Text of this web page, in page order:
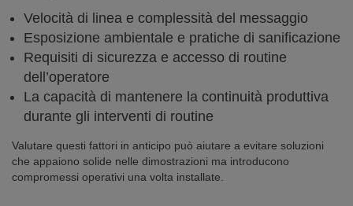
Velocità di linea e complessità del messaggio
Esposizione ambientale e pratiche di sanificazione
Requisiti di sicurezza e accesso di routine
dell’operatore
La capacità di mantenere la continuità produttiva
durante gli interventi di routine
Valutare questi fattori in anticipo può aiutare a evitare soluzioni
che appaiono solide nelle dimostrazioni ma introducono
compromessi operativi una volta installate.